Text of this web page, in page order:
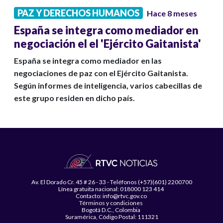
PAZ Y DERECHOS HUMANOS Hace 8 meses
España se integra como mediador en
negociación el el 'Ejército Gaitanista'
España se integra como mediador en las
negociaciones de paz con el Ejército Gaitanista.
Según informes de inteligencia, varios cabecillas de
este grupo residen en dicho país.
Av. El Dorado Cr. 45 # 26 - 33 - Teléfonos (+57)(601) 2200700
Línea gratuita nacional: 018000 123 414
Contacto: info@rtvc.gov.co
Términos y condiciones
Bogotá D.C., Colombia
Suramérica, Código Postal: 111321